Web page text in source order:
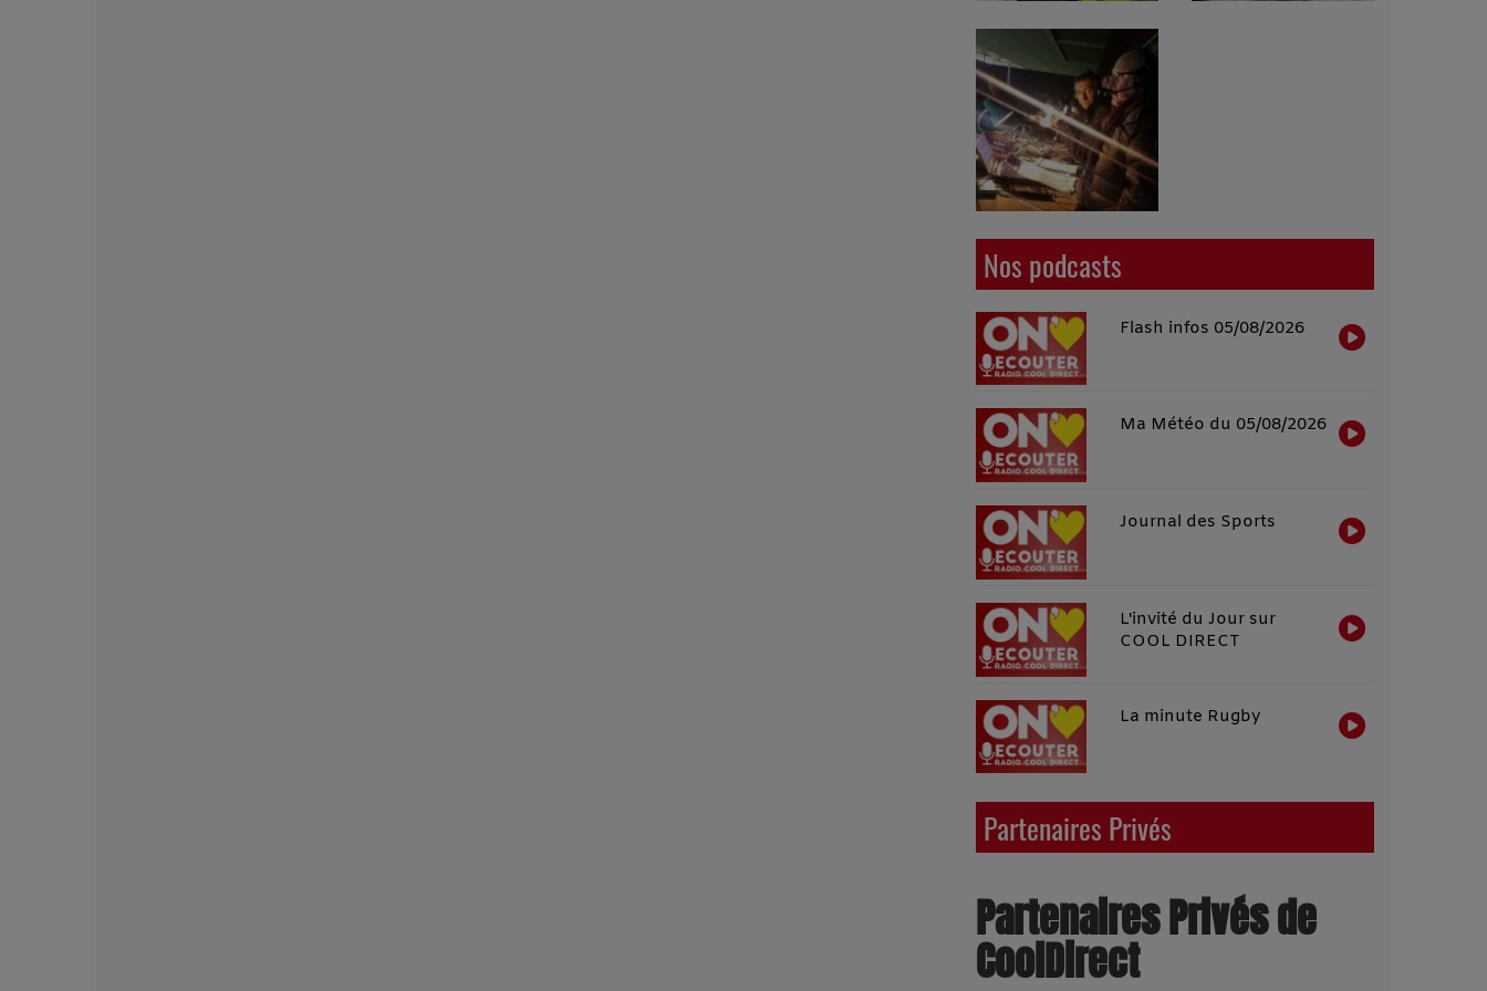
Nos podcasts
Flash infos 05/08/2026
Ma Météo du 05/08/2026
Journal des Sports
L'invité du Jour sur
COOL DIRECT
La minute Rugby
Partenaires Privés
Partenaires Privés de
CoolDirect